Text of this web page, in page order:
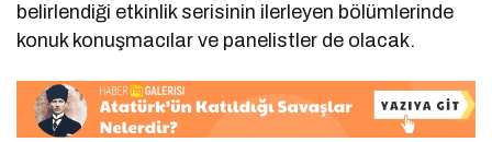
belirlendiği etkinlik serisinin ilerleyen bölümlerinde
konuk konuşmacılar ve panelistler de olacak.